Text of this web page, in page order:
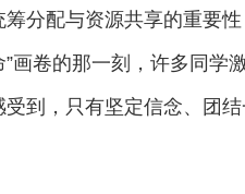
分配与资源共享的重要
画卷的那一刻，许多同学
到，只有坚定信念、团结